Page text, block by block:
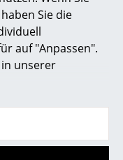
Sie die
auf "Anpassen".
unserer